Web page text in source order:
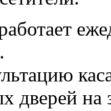
дверей на